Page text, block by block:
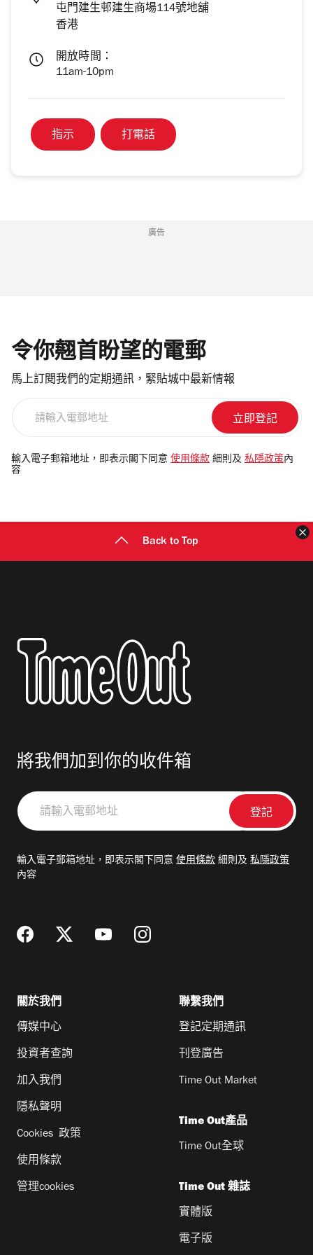
屯門建生邨建生商場114號地舖
香港
開放時間：
11am-10pm
指示 打電話
廣告
令你翹首盼望的電郵
馬上訂閱我們的定期通訊，緊貼城中最新情報
電
郵
輸入電子郵箱地址，即表示閣下同意 使用條款 細則及 私隱政策 內
容
Back to Top
將我們加到你的收件箱
請
輸
郵
輸入電子郵箱地址，即表示閣下同意 使用條款 細則及 私隱政策
內容
關於我們
傳媒中心
投資者查詢
加入我們
隱私聲明
Cookies 政策
使用條款
管理cookies
聯繫我們
登記定期通訊
刊登廣告
Time Out Market
Time Out產品
Time Out全球
Time Out 雜誌
實體版
電子版